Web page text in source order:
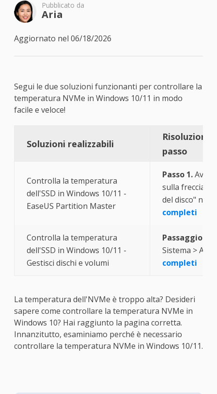
Pubblicato da
Aria
Aggiornato nel 06/18/2026
Segui le due soluzioni funzionanti per controllare la
temperatura NVMe in Windows 10/11 in modo
facile e veloce!
Soluzioni realizzabili
Risoluzione
passo
Controlla la temperatura
dell'SSD in Windows 10/11 -
EaseUS Partition Master
Passo 1.Avvia
sulla freccia
del disco"
completi
Controlla la temperatura
dell'SSD in Windows 10/11 -
Gestisci dischi e volumi
Passaggio 1.
Sistema >
completi
La temperatura dell'NVMe è troppo alta? Desideri
sapere come controllare la temperatura NVMe in
Windows 10? Hai raggiunto la pagina corretta.
Innanzitutto, esaminiamo perché è necessario
controllare la temperatura NVMe in Windows 10/11.